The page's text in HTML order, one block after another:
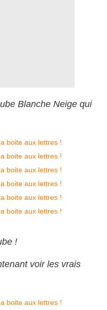
Blanche Neige qui
!
voir les vrais